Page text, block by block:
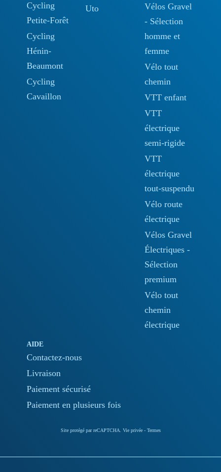
Cycling
Petite-Forêt
Cycling
Hénin-
Beaumont
Cycling
Cavaillon
Uto
Vélos Gravel
- Sélection
homme et
femme
Vélo tout
chemin
VTT enfant
VTT
électrique
semi-rigide
VTT
électrique
tout-suspendu
Vélo route
électrique
Vélos Gravel
Électriques -
Sélection
premium
Vélo tout
chemin
électrique
AIDE
Contactez-nous
Livraison
Paiement sécurisé
Paiement en plusieurs fois
Site protégé par reCAPTCHA. Vie privée- Termes